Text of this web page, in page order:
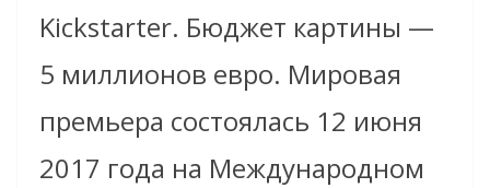
Kickstarter. Бюджет картины —
5 миллионов евро. Мировая
премьера состоялась 12 июня
2017 года на Международном